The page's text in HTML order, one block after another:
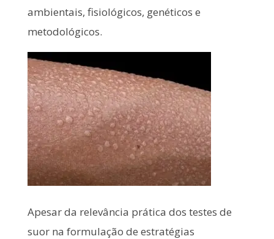
ambientais, fisiológicos, genéticos e
metodológicos.
Apesar da relevância prática dos testes de
suor na formulação de estratégias